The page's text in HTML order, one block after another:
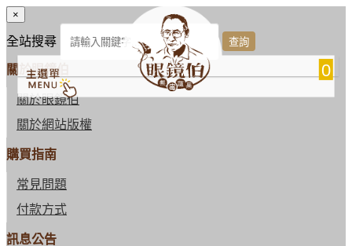
0
×
全站搜尋
關於眼鏡伯
關於眼鏡伯
關於網站版權
購買指南
常見問題
付款方式
訊息公告